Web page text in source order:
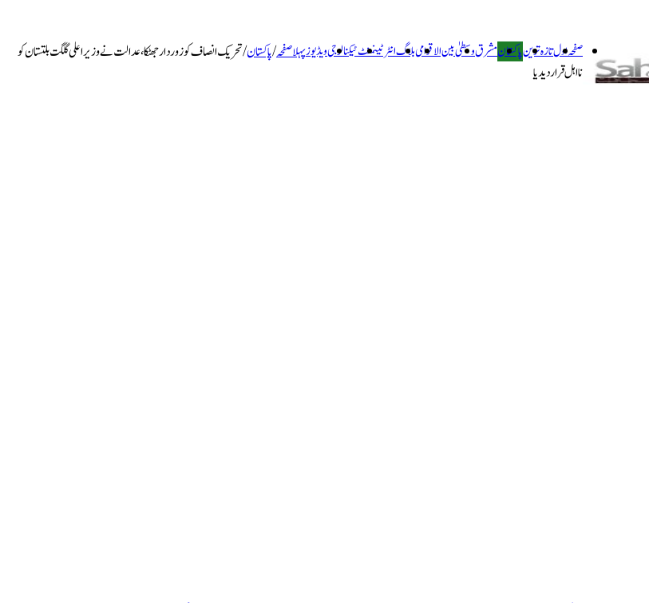
صفحہ اولتازہ ترینپاکستانمشرق وسطیٰبین الاقوامیبلاگانٹرٹینمنٹٹیکنالوجیویڈیوزپہلا صفحہ/پاکستان/تحریک انصاف کو زوردار جھٹکا، عدالت نے وزیراعلی گلگت بلتستان کو
نااہل قرار دیدیا